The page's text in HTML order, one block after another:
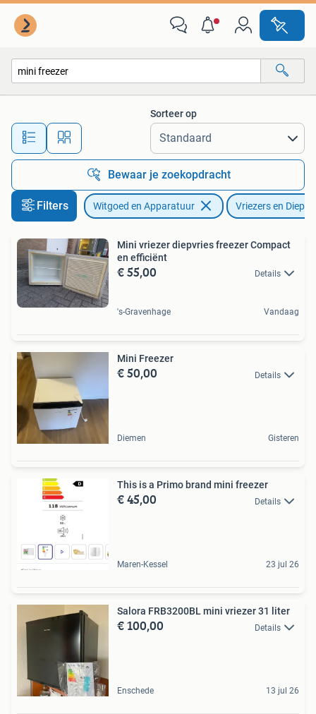
Alle afstanden…
Sorteer op
Bewaar je zoekopdracht
Filters Witgoed en Apparatuur Vriezers en
Mini vriezer diepvries freezer Compact
en efficiënt
€ 55,00 Details
's-Gravenhage Vandaag
Mini Freezer
€ 50,00 Details
Diemen Gisteren
This is a Primo brand mini freezer
€ 45,00 Details
Maren-Kessel 23 jul 26
Salora FRB3200BL mini vriezer 31 liter
€ 100,00 Details
Enschede 13 jul 26